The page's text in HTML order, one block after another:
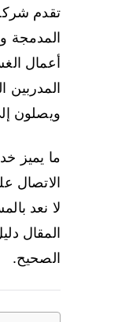
المدمجة
أعمال
المدربين
ويصلون
ما يميز
الاتصال
لا نعد
المقال
الصحيح.